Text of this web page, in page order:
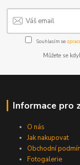
Souhlasím se
Můžete se
Informace pro
O nás
Jak nakupovat
Obchodní
Fotogalerie